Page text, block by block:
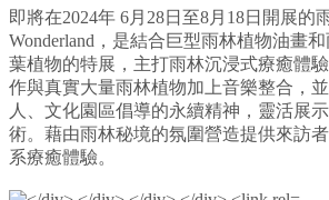
即將在2024年 6月28日至8月18日開展的
Wonderland，是結合巨型雨林植物油畫
葉植物的特展，主打雨林沉浸式療癒體
作與真實大量雨林植物加上音樂整合，
人、文化園區倡導的永續精神，靈活展
術。藉由雨林秘境的氛圍營造提供來訪
系療癒體驗。